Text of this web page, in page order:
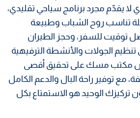
لا يقدّم مجرد برنامج سياحي تقليدي،
تناسب روح الشباب وطبيعة
توقيت للسفر، وحجز الطيران
تنظيم الجولات والأنشطة الترفيهية
مكتب مسك على تحقيق أقصى
مع توفير راحة البال والدعم الكامل
تركيزك الوحيد هو الاستمتاع بكل